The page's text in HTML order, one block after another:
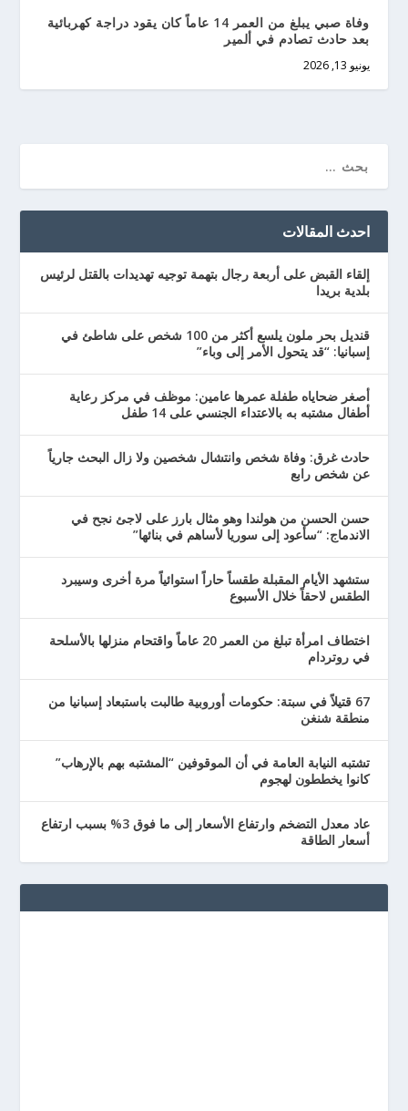
وفاة صبي يبلغ من العمر 14 عاماً كان يقود دراجة كهربائية
بعد حادث تصادم في ألمير
يونيو 13, 2026
احدث المقالات
إلقاء القبض على أربعة رجال بتهمة توجيه تهديدات بالقتل لرئيس
بلدية بريدا
قنديل بحر ملون يلسع أكثر من 100 شخص على شاطئ في
إسبانيا: “قد يتحول الأمر إلى وباء”
أصغر ضحاياه طفلة عمرها عامين: موظف في مركز رعاية
أطفال مشتبه به بالاعتداء الجنسي على 14 طفل
حادث غرق: وفاة شخص وانتشال شخصين ولا زال البحث جارياً
عن شخص رابع
حسن الحسن من هولندا وهو مثال بارز على لاجئ نجح في
الاندماج: “سأعود إلى سوريا لأساهم في بنائها”
ستشهد الأيام المقبلة طقساً حاراً استوائياً مرة أخرى وسيبرد
الطقس لاحقاً خلال الأسبوع
اختطاف امرأة تبلغ من العمر 20 عاماً واقتحام منزلها بالأسلحة
في روتردام
67 قتيلاً في سبتة: حكومات أوروبية طالبت باستبعاد إسبانيا من
منطقة شنغن
تشتبه النيابة العامة في أن الموقوفين “المشتبه بهم بالإرهاب”
كانوا يخططون لهجوم
عاد معدل التضخم وارتفاع الأسعار إلى ما فوق 3% بسبب ارتفاع
أسعار الطاقة